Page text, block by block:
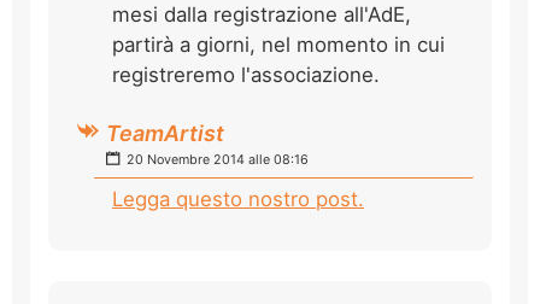
mesi dalla registrazione all'AdE,
partirà a giorni, nel momento in cui
registreremo l'associazione.
TeamArtist
20 Novembre 2014 alle 08:16
Legga questo nostro post.